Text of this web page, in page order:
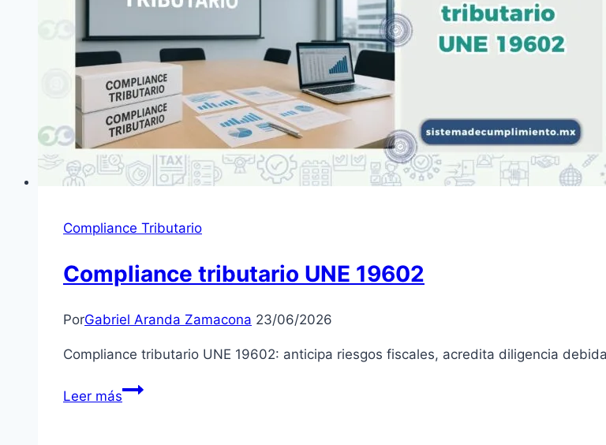
Compliance Tributario
Compliance tributario UNE 19602
PorGabriel Aranda Zamacona 23/06/2026
Compliance tributario UNE 19602: anticipa riesgos fiscales, acredita diligencia
Leer másCompliance